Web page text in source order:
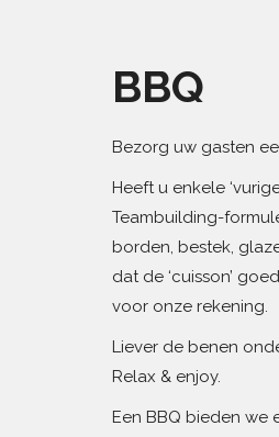
BBQ
Bezorg uw gasten
Heeft u enkele
Teambuilding-
borden, bestek,
dat de ‘cuisson’
voor onze rekening.
Liever de benen
Relax & enjoy.
Een BBQ bieden